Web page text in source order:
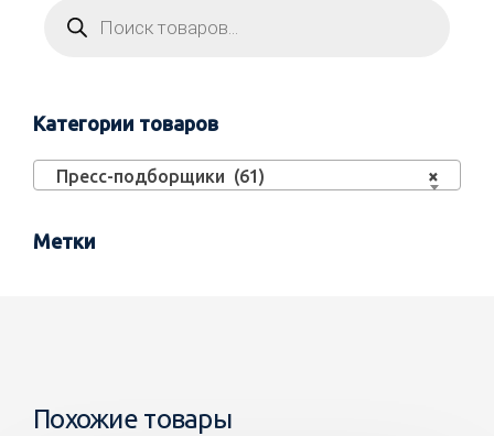
Категории товаров
×
Пресс-подборщики (61)
Метки
Похожие товары